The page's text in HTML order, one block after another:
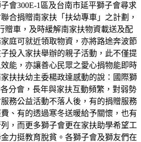
會300E-1區及台南市延平獅子會尋求
合捐贈南家扶「扶幼專車」之計劃，
贈車，及時緩解南家扶物資載送及配
庭可就近領取物資，亦將路途奔波節
投入家扶舉辦的親子活動，此不僅提
能，亦讓善心民眾之愛心捐物能即時
扶扶幼主委楊政達感動的說：國際獅
分會，長年與家扶互動頻繁，對弱勢
務公益活動不落人後，有的捐贈服務
、有的透過寒冬送暖給予關懷，也有
，而更多獅子會更在家扶助學希望工
力挺教育脫貧。各獅子會及獅友們在